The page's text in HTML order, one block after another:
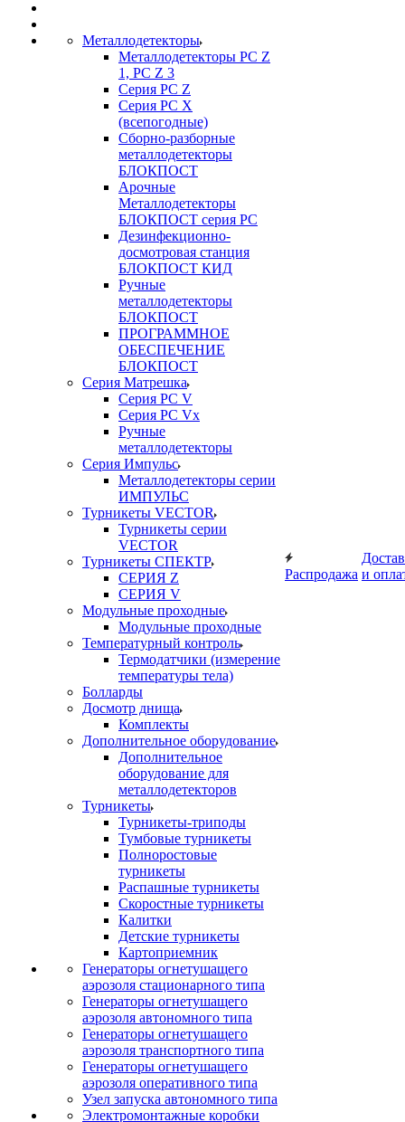
Металлодетекторы
Металлодетекторы РС Z
1, PC Z 3
Серия РС Z
Серия РС X
(всепогодные)
Сборно-разборные
металлодетекторы
БЛОКПОСТ
Арочные
Металлодетекторы
БЛОКПОСТ серия РС
Дезинфекционно-
досмотровая станция
БЛОКПОСТ КИД
Ручные
металлодетекторы
БЛОКПОСТ
ПРОГРАММНОЕ
ОБЕСПЕЧЕНИЕ
БЛОКПОСТ
Серия Матрешка
Серия PC V
Серия PC Vx
Ручные
металлодетекторы
Серия Импульс
Металлодетекторы серии
ИМПУЛЬС
Турникеты VECTOR
Турникеты серии
VECTOR
Турникеты СПЕКТР
СЕРИЯ Z
СЕРИЯ V
Модульные проходные
Модульные проходные
Температурный контроль
Термодатчики (измерение
температуры тела)
Болларды
Досмотр днища
Комплекты
Дополнительное оборудование
Дополнительное
оборудование для
металлодетекторов
Турникеты
Турникеты-триподы
Тумбовые турникеты
Полноростовые
турникеты
Распашные турникеты
Скоростные турникеты
Калитки
Детские турникеты
Картоприемник
Генераторы огнетушащего
аэрозоля стационарного типа
Генераторы огнетушащего
аэрозоля автономного типа
Генераторы огнетушащего
аэрозоля транспортного типа
Генераторы огнетушащего
аэрозоля оперативного типа
Узел запуска автономного типа
Электромонтажные коробки
Распродажа и